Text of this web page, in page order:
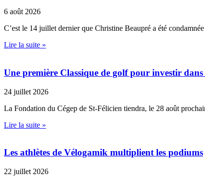
6 août 2026
C’est le 14 juillet dernier que Christine Beaupré a été condamnée
Lire la suite »
Une première Classique de golf pour investir
24 juillet 2026
La Fondation du Cégep de St-Félicien tiendra, le 28 août
Lire la suite »
Les athlètes de Vélogamik multiplient les podiums
22 juillet 2026